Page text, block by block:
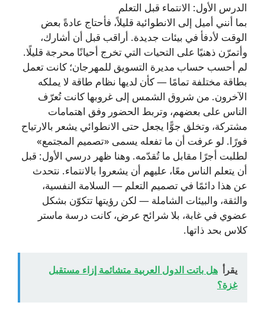
الدرس الأول: الانتماء قبل التعلم
بما أنني أميل إلى الانطوائية قليلاً، فأحتاج عادةً بعض
الوقت لأدفأ في بيئات جديدة. أراقب قبل أن أشارك،
وأتمرّن ذهنيًا على التحيات التي تخرج أحيانًا محرجة قليلًا.
لم أحسب حساب مديرة التسويق للمهرجان؛ كانت تعمل
بطاقة مختلفة تمامًا — كأن لديها نظام طاقة لا يملكه
الآخرون. من شروق الشمس إلى غروبها كانت تُعرّف
الناس على بعضهم، وتربط الحضور وفق اهتمامات
مشتركة، وتخلق جوًّا يجعل حتى الانطوائي يشعر بالارتياح
فورًا. لو عرفت أن ما تفعله يسمى «تصميم المجتمع»
لطلبت أجرًا مقابل ما تُقدّمه. وهنا ظهر درسي الأول: قبل
أن يتعلم الناس معًا، عليهم أن يشعروا بالانتماء. نتحدث
عن هذا دائمًا في تصميم التعلم — السلامة النفسية،
والثقة، والبيئات الشاملة — لكن رؤيتها تتكوّن بشكل
عضوي في غابة، بلا شرائح عرض، كانت درسة ماستر
كلاس بحد ذاتها.
يقرأ هل باتت الدول العربية متشائمة إزاء مستقبل
غزة؟